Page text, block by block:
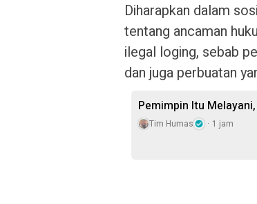
Diharapkan dalam
tentang ancaman
ilegal loging, sebab
dan juga perbuatan
Pemimpin Itu
Tim Humas 1 jam